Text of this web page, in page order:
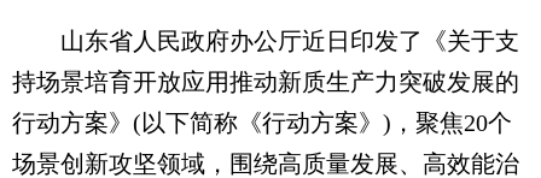
山东省人民政府办公厅近日印发了《关于支
持场景培育开放应用推动新质生产力突破发展的
行动方案》(以下简称《行动方案》)，聚焦20个
场景创新攻坚领域，围绕高质量发展、高效能治